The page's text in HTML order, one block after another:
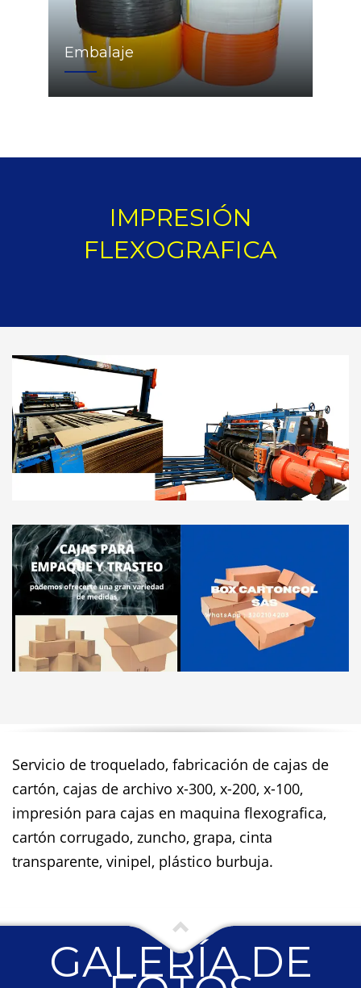
Embalaje
IMPRESIÓN
FLEXOGRAFICA
Servicio de troquelado, fabricación de cajas de
cartón, cajas de archivo x-300, x-200, x-100,
impresión para cajas en maquina flexografica,
cartón corrugado, zuncho, grapa, cinta
transparente, vinipel, plástico burbuja.
GALERÍA DE